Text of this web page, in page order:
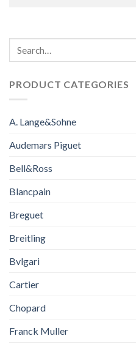
PRODUCT CATEGORIES
A. Lange&Sohne
Audemars Piguet
Bell&Ross
Blancpain
Breguet
Breitling
Bvlgari
Cartier
Chopard
Franck Muller